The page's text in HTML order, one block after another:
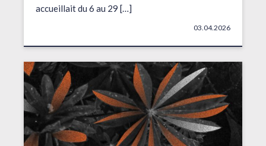
accueillait du 6 au 29 […]
03.04.2026